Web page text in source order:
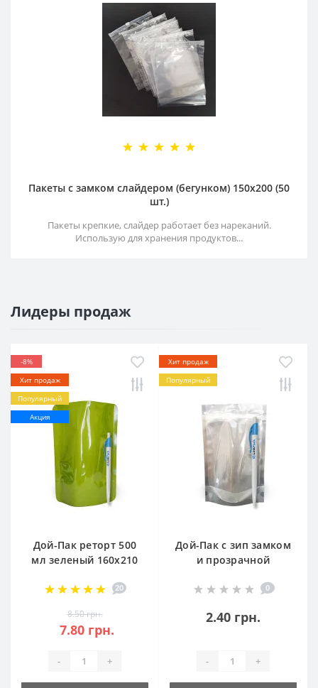
Пакеты с замком слайдером (бегунком) 150х200 (50
шт.)
Пакеты крепкие, слайдер работает без нареканий.
Использую для хранения продуктов...
Лидеры продаж
-8%
Хит продаж
Популярный
Акция
Дой-Пак реторт 500
мл зеленый 160х210
автоклаве
20
8.50 грн.
7.80 грн.
- +
Хит продаж
Популярный
Дой-Пак с зип замком
и прозрачной
85х140
0
2.40 грн.
- +